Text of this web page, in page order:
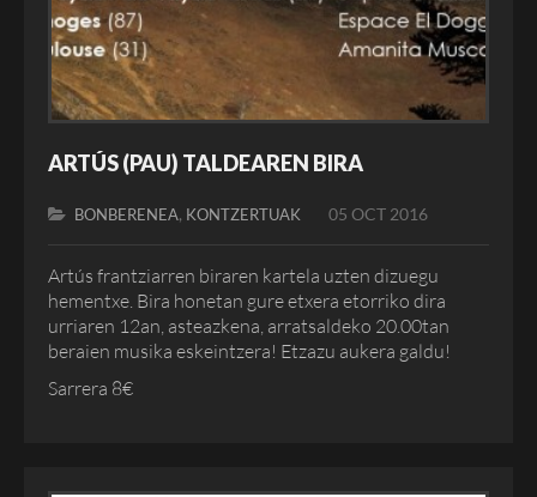
ARTÚS (PAU) TALDEAREN BIRA
BONBERENEA, KONTZERTUAK 05 OCT 2016
Artús frantziarren biraren kartela uzten dizuegu
hementxe. Bira honetan gure etxera etorriko dira
urriaren 12an, asteazkena, arratsaldeko 20.00tan
beraien musika eskeintzera! Etzazu aukera galdu!
Sarrera 8€